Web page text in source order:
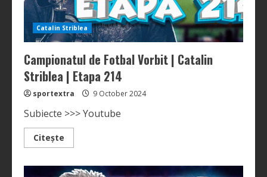
Catalin Striblea
Campionatul de Fotbal Vorbit | Catalin
Striblea | Etapa 214
sportextra 9 October 2024
Subiecte >>> Youtube
Citește
more
de